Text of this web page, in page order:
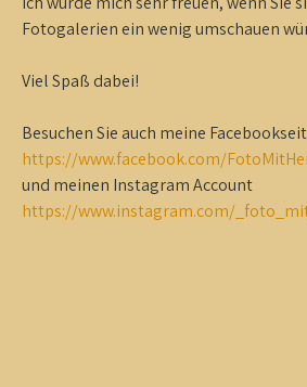
Fotogalerien ein wenig umschauen
Viel Spaß dabei!
Besuchen Sie auch meine
https://www.facebook.com/
und meinen Instagram Account
https://www.instagram.com/